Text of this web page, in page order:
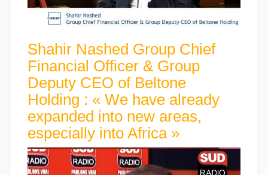
Shahir Nashed Group Chief
Financial Officer & Group
Deputy CEO of Beltone
Holding : « We have already
expanded into new areas,
especially into Africa »